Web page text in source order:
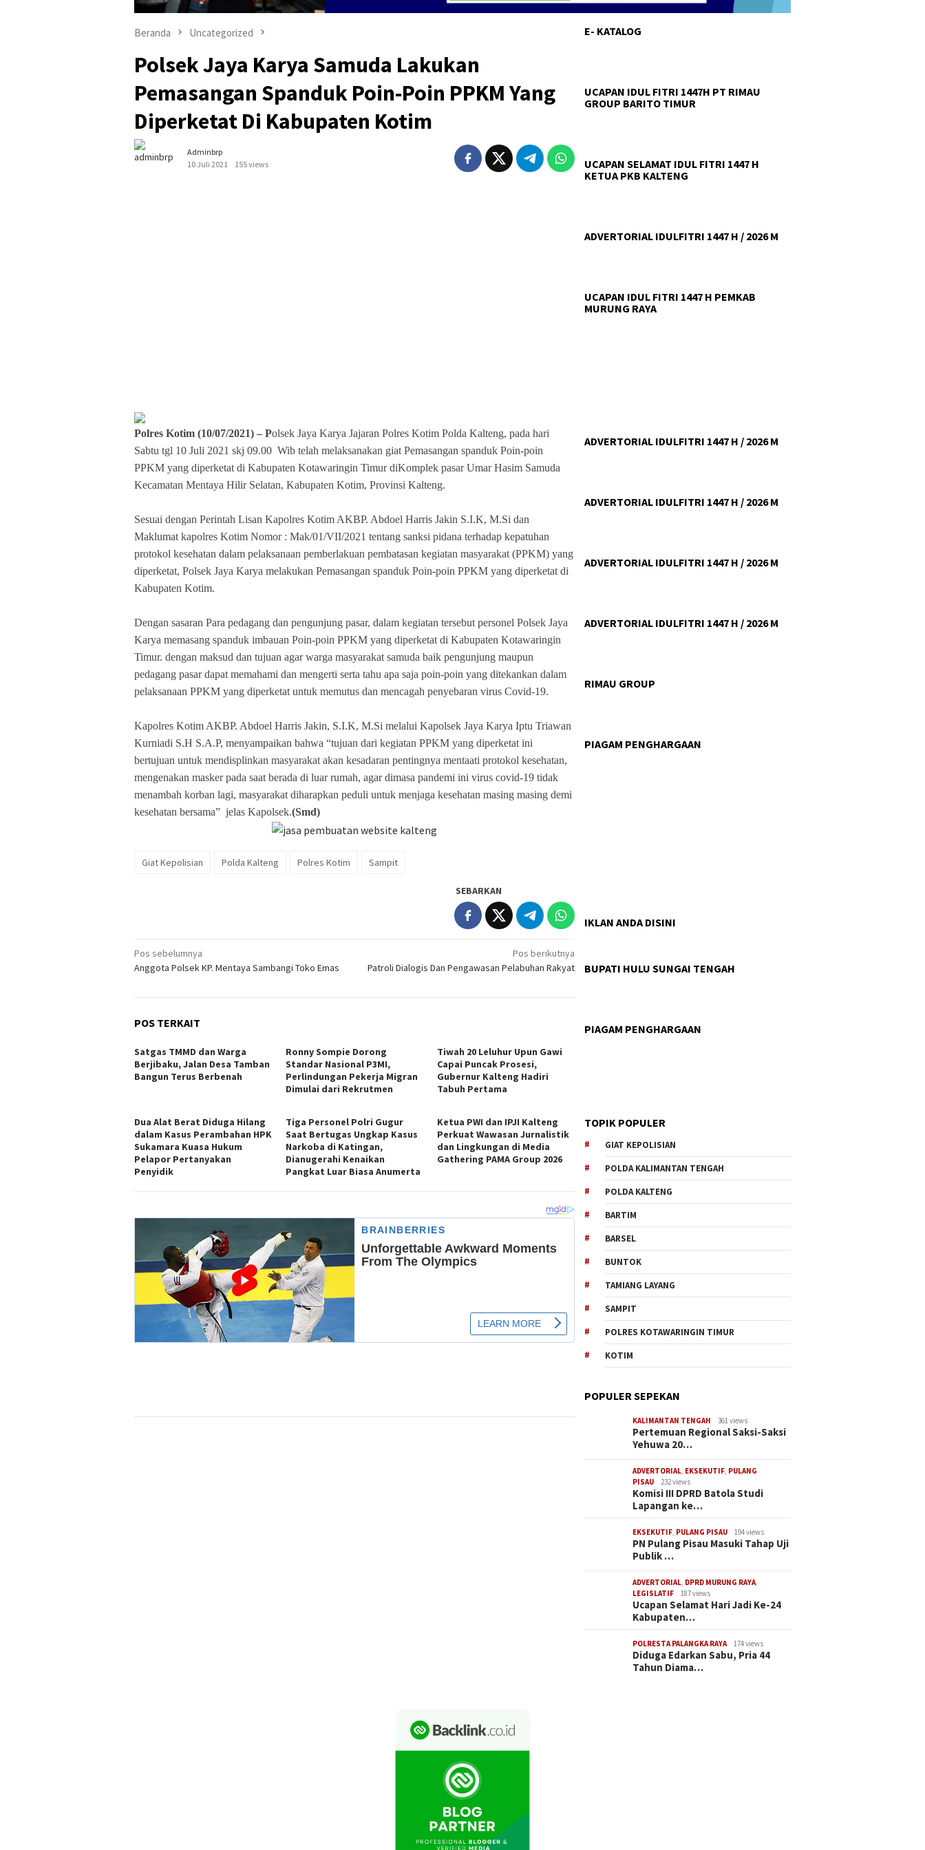
Beranda Uncategorized
Polsek Jaya Karya Samuda Lakukan
Pemasangan Spanduk Poin-Poin PPKM Yang
Diperketat Di Kabupaten Kotim
Adminbrp
10 Juli 2021
155 views
Polres Kotim (10/07/2021) – Polsek Jaya Karya Jajaran Polres Kotim Polda Kalteng, pada hari
Sabtu tgl 10 Juli 2021 skj 09.00 Wib telah melaksanakan giat Pemasangan spanduk Poin-poin
PPKM yang diperketat di Kabupaten Kotawaringin Timur diKomplek pasar Umar Hasim Samuda
Kecamatan Mentaya Hilir Selatan, Kabupaten Kotim, Provinsi Kalteng.
Sesuai dengan Perintah Lisan Kapolres Kotim AKBP. Abdoel Harris Jakin S.I.K, M.Si dan
Maklumat kapolres Kotim Nomor : Mak/01/VII/2021 tentang sanksi pidana terhadap kepatuhan
protokol kesehatan dalam pelaksanaan pemberlakuan pembatasan kegiatan masyarakat (PPKM) yang
diperketat, Polsek Jaya Karya melakukan Pemasangan spanduk Poin-poin PPKM yang diperketat di
Kabupaten Kotim.
Dengan sasaran Para pedagang dan pengunjung pasar, dalam kegiatan tersebut personel Polsek Jaya
Karya memasang spanduk imbauan Poin-poin PPKM yang diperketat di Kabupaten Kotawaringin
Timur. dengan maksud dan tujuan agar warga masyarakat samuda baik pengunjung maupun
pedagang pasar dapat memahami dan mengerti serta tahu apa saja poin-poin yang ditekankan dalam
pelaksanaan PPKM yang diperketat untuk memutus dan mencagah penyebaran virus Covid-19.
Kapolres Kotim AKBP. Abdoel Harris Jakin, S.I.K, M.Si melalui Kapolsek Jaya Karya Iptu Triawan
Kurniadi S.H S.A.P, menyampaikan bahwa “tujuan dari kegiatan PPKM yang diperketat ini
bertujuan untuk mendisplinkan masyarakat akan kesadaran pentingnya mentaati protokol kesehatan,
mengenakan masker pada saat berada di luar rumah, agar dimasa pandemi ini virus covid-19 tidak
menambah korban lagi, masyarakat diharapkan peduli untuk menjaga kesehatan masing masing demi
kesehatan bersama” jelas Kapolsek.(Smd)
Giat Kepolisian Polda Kalteng Polres Kotim Sampit
SEBARKAN
Navigasi
pos
Pos sebelumnya
Anggota Polsek KP. Mentaya Sambangi Toko Emas
Pos berikutnya
Patroli Dialogis Dan Pengawasan Pelabuhan Rakyat
POS TERKAIT
Satgas TMMD dan Warga
Berjibaku, Jalan Desa Tamban
Bangun Terus Berbenah
Ronny Sompie Dorong
Standar Nasional P3MI,
Perlindungan Pekerja Migran
Dimulai dari Rekrutmen
Tiwah 20 Leluhur Upun Gawi
Capai Puncak Prosesi,
Gubernur Kalteng Hadiri
Tabuh Pertama
Dua Alat Berat Diduga Hilang
dalam Kasus Perambahan HPK
Sukamara Kuasa Hukum
Pelapor Pertanyakan
Penyidik
Tiga Personel Polri Gugur
Saat Bertugas Ungkap Kasus
Narkoba di Katingan,
Dianugerahi Kenaikan
Pangkat Luar Biasa Anumerta
Ketua PWI dan IPJI Kalteng
Perkuat Wawasan Jurnalistik
dan Lingkungan di Media
Gathering PAMA Group 2026
E- KATALOG
UCAPAN IDUL FITRI 1447H PT RIMAU
GROUP BARITO TIMUR
UCAPAN SELAMAT IDUL FITRI 1447 H
KETUA PKB KALTENG
ADVERTORIAL IDULFITRI 1447 H / 2026 M
UCAPAN IDUL FITRI 1447 H PEMKAB
MURUNG RAYA
ADVERTORIAL IDULFITRI 1447 H / 2026 M
ADVERTORIAL IDULFITRI 1447 H / 2026 M
ADVERTORIAL IDULFITRI 1447 H / 2026 M
ADVERTORIAL IDULFITRI 1447 H / 2026 M
RIMAU GROUP
PIAGAM PENGHARGAAN
IKLAN ANDA DISINI
BUPATI HULU SUNGAI TENGAH
PIAGAM PENGHARGAAN
TOPIK POPULER
GIAT KEPOLISIAN
POLDA KALIMANTAN TENGAH
POLDA KALTENG
BARTIM
BARSEL
BUNTOK
TAMIANG LAYANG
SAMPIT
POLRES KOTAWARINGIN TIMUR
KOTIM
POPULER SEPEKAN
KALIMANTAN TENGAH 361 views
Pertemuan Regional Saksi-Saksi
Yehuwa 20…
ADVERTORIAL, EKSEKUTIF, PULANG
PISAU
232 views
Komisi III DPRD Batola Studi
Lapangan ke…
EKSEKUTIF, PULANG PISAU 194 views
PN Pulang Pisau Masuki Tahap Uji
Publik …
ADVERTORIAL, DPRD MURUNG RAYA,
LEGISLATIF
187 views
Ucapan Selamat Hari Jadi Ke-24
Kabupaten…
POLRESTA PALANGKA RAYA 174 views
Diduga Edarkan Sabu, Pria 44
Tahun Diama…